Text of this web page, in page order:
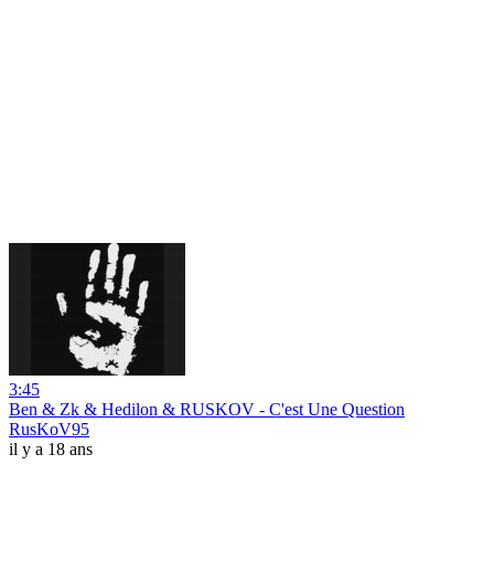
3:45
Ben & Zk & Hedilon & RUSKOV - C'est Une Question
RusKoV95
il y a 18 ans